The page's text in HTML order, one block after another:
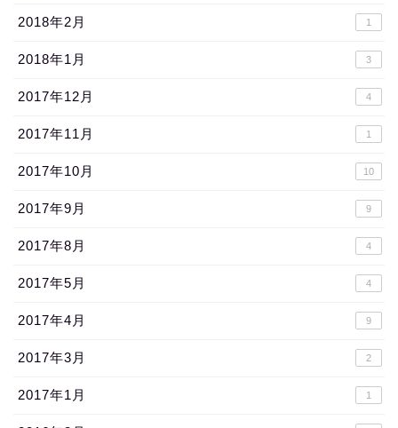
2018年2月 1
2018年1月 3
2017年12月 4
2017年11月 1
2017年10月 10
2017年9月 9
2017年8月 4
2017年5月 4
2017年4月 9
2017年3月 2
2017年1月 1